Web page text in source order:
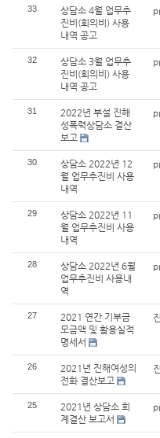
33
상담소 4월 업무추
진비(회의비) 사용
내역 공고
32
상담소 3월 업무추
진비(회의비) 사용
내역 공고
31
2022년 부설 진해
성폭력상담소 결산
보고
30
상담소 2022년 12
월 업무추진비 사용
내역
29
상담소 2022년 11
월 업무추진비 사용
내역
28
상담소 2022년 6월
업무추진비 사용내
역
27
2021 연간 기부금
모금액 및 활용실적
명세서
26
2021년 진해여성의
전화 결산보고
25
2021년 상담소 회
계결산 보고서